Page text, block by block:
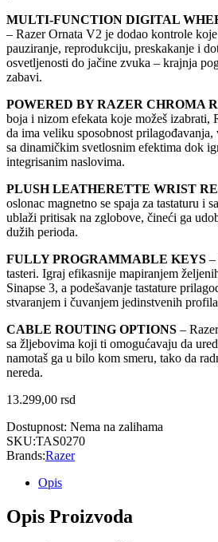
MULTI-FUNCTION DIGITAL
– Razer Ornata V2 je dodao kontrole
pauziranje, reprodukciju, preskakanje i
osvetljenosti do jačine zvuka – krajnja
zabavi.
POWERED BY RAZER CHROMA
boja i nizom efekata koje možeš izabrati,
da ima veliku sposobnost
sa dinamičkim svetlosnim efektima dok
integrisanim naslovima.
PLUSH LEATHERETTE WRIST
oslonac magnetno se spaja za tastaturu i
ublaži pritisak na zglobove, čineći ga
dužih perioda.
FULLY PROGRAMMABLE KEYS –
tasteri. Igraj efikasnije mapiranjem
Sinapse 3, a podešavanje tastature
stvaranjem i čuvanjem jedinstvenih
CABLE ROUTING OPTIONS –
sa žljebovima koji ti omogućavaju da
namotaš ga u bilo kom smeru, tako da
nereda.
13.299,00 rsd
Dostupnost: Nema na zalihama
SKU:TAS0270
Brands:Razer
Opis
Opis Proizvoda